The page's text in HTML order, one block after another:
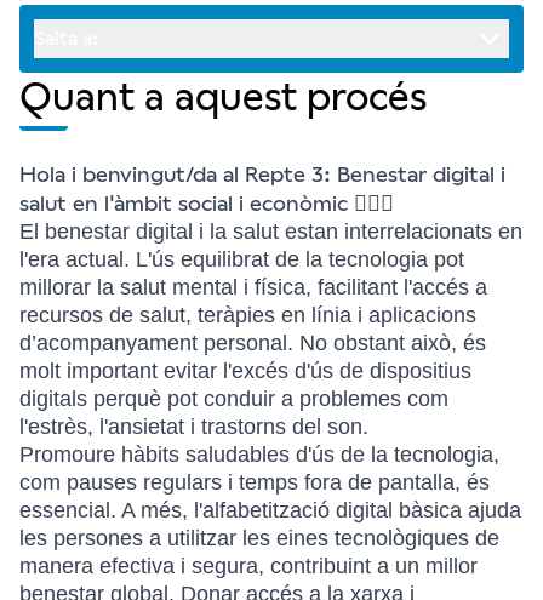
Quant a aquest procés
Hola i benvingut/da al Repte 3: Benestar digital i
salut en l'àmbit social i econòmic 🙋🏼‍♀️
El benestar digital i la salut estan interrelacionats en
l'era actual. L'ús equilibrat de la tecnologia pot
millorar la salut mental i física, facilitant l'accés a
recursos de salut, teràpies en línia i aplicacions
d’acompanyament personal. No obstant això, és
molt important evitar l'excés d'ús de dispositius
digitals perquè pot conduir a problemes com
l'estrès, l'ansietat i trastorns del son.
Promoure hàbits saludables d'ús de la tecnologia,
com pauses regulars i temps fora de pantalla, és
essencial. A més, l'alfabetització digital bàsica ajuda
les persones a utilitzar les eines tecnològiques de
manera efectiva i segura, contribuint a un millor
benestar global. Donar accés a la xarxa i